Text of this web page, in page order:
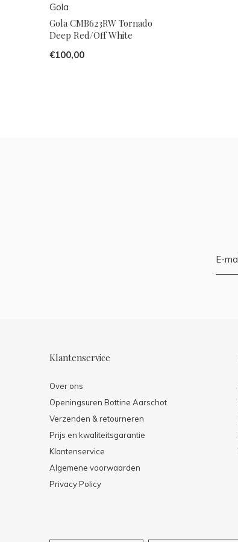
Gola
Gola CMB623RW Tornado
Deep Red/Off White
€100,00
Klantenservice
Over ons
Openingsuren Bottine Aarschot
Verzenden & retourneren
Prijs en kwaliteitsgarantie
Klantenservice
Algemene voorwaarden
Privacy Policy